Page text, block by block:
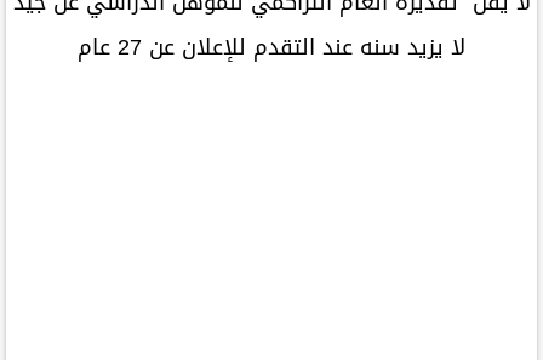
لا يزيد سنه عند التقدم للإعلان عن 27 عام